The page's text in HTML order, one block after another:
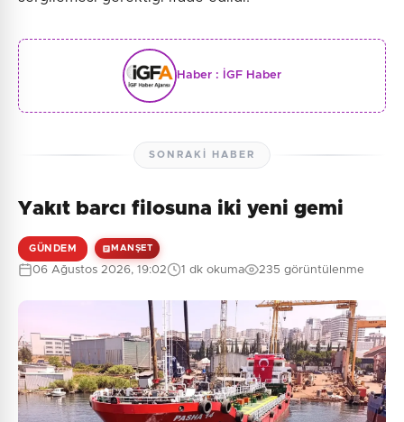
Haber : İGF Haber
SONRAKI HABER
Yakıt barcı filosuna iki yeni gemi
GÜNDEM MANŞET
06 Ağustos 2026, 19:02 1 dk okuma 235 görüntülenme